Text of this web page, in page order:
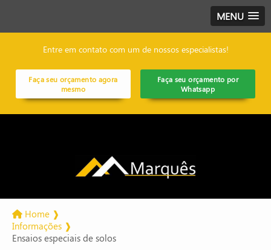
MENU
Entre em contato com um de nossos especialistas!
Faça seu orçamento agora
mesmo
Faça seu orçamento por
Whatsapp
Home ❱
Informações ❱
Ensaios especiais de solos